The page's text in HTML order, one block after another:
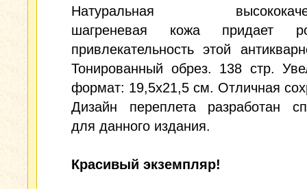
Натуральная
шагреневая кожа придает
привлекательность этой
Тонированный обрез. 138 стр.
формат: 19,5х21,5 см. Отличная
Дизайн переплета разработан
для данного издания.
Красивый экземпляр!